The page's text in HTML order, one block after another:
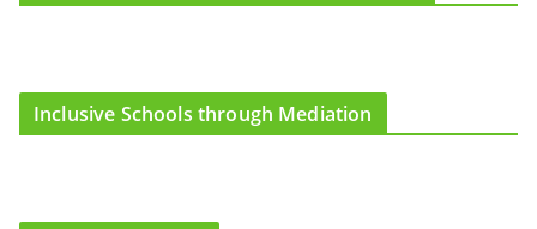
Inclusive Schools through Mediation